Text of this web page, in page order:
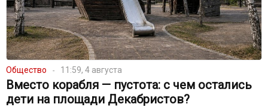
Общество 11:59, 4 августа
Вместо корабля — пустота: с чем остались
дети на площади Декабристов?